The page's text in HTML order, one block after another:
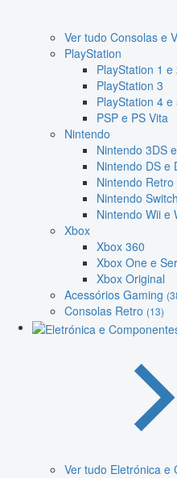
Ver tudo Consolas e
PlayStation
PlayStation 1 e
PlayStation 3
PlayStation 4 e
PSP e PS Vita
Nintendo
Nintendo 3DS
Nintendo DS e
Nintendo Retro
Nintendo Switch
Nintendo Wii e
Xbox
Xbox 360
Xbox One e
Xbox Original
Acessórios Gaming
Consolas Retro (13)
Ver tudo Eletrónica e